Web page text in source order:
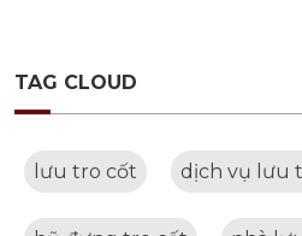
TAG CLOUD
lưu tro cốt dịch vụ lưu